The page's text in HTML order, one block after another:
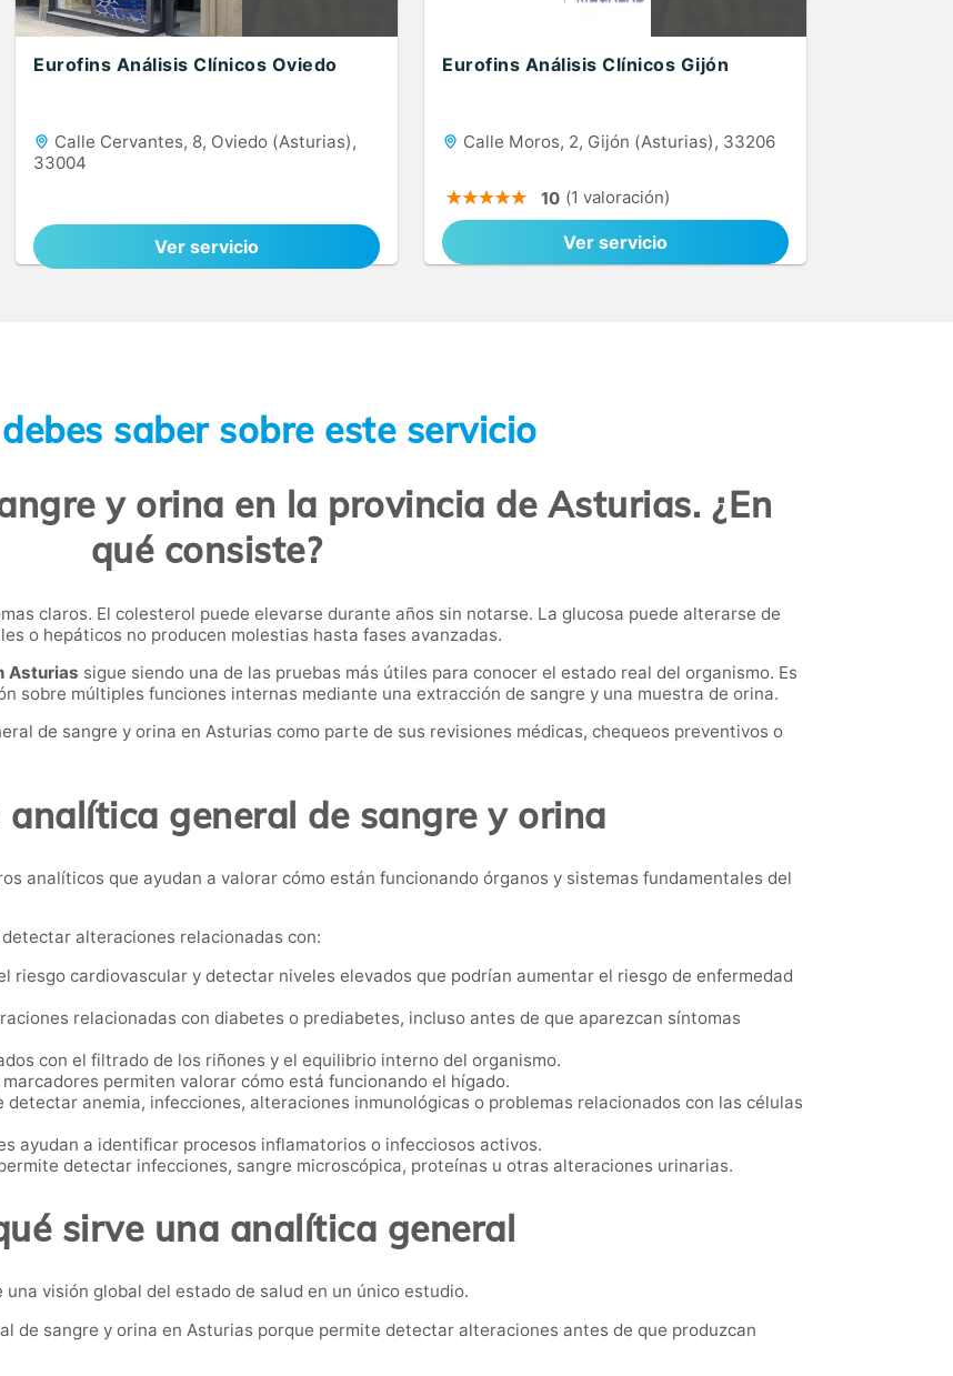
Eurofins Análisis Clínicos Oviedo
Calle Cervantes, 8, Oviedo (Asturias),
33004
Ver servicio
Eurofins Análisis Clínicos Gijón
Calle Moros, 2, Gijón (Asturias), 33206
10 (1 valoración)
Ver servicio
saber sobre este servicio
y orina en la provincia de Asturias. ¿En
qué consiste?
claros. El colesterol puede elevarse durante años sin notarse. La glucosa puede alterarse de
o hepáticos no producen molestias hasta fases avanzadas.
Asturias sigue siendo una de las pruebas más útiles para conocer el estado real del organismo. Es
sobre múltiples funciones internas mediante una extracción de sangre y una muestra de orina.
de sangre y orina en Asturias como parte de sus revisiones médicas, chequeos preventivos o
analítica general de sangre y orina
analíticos que ayudan a valorar cómo están funcionando órganos y sistemas fundamentales del
alteraciones relacionadas con:
riesgo cardiovascular y detectar niveles elevados que podrían aumentar el riesgo de enfermedad
relacionadas con diabetes o prediabetes, incluso antes de que aparezcan síntomas
con el filtrado de los riñones y el equilibrio interno del organismo.
permiten valorar cómo está funcionando el hígado.
detectar anemia, infecciones, alteraciones inmunológicas o problemas relacionados con las células
ayudan a identificar procesos inflamatorios o infecciosos activos.
detectar infecciones, sangre microscópica, proteínas u otras alteraciones urinarias.
sirve una analítica general
visión global del estado de salud en un único estudio.
de sangre y orina en Asturias porque permite detectar alteraciones antes de que produzcan